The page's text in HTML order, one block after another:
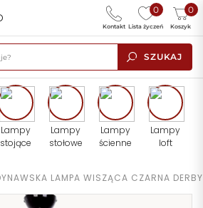
SZUKAJ
0
Lista życzeń
0
Koszyk
Kontakt
Lampy
stojące
Lampy
stołowe
Lampy
ścienne
Lampy
loft
LAMPA WISZĄCA CZARNA DERBY